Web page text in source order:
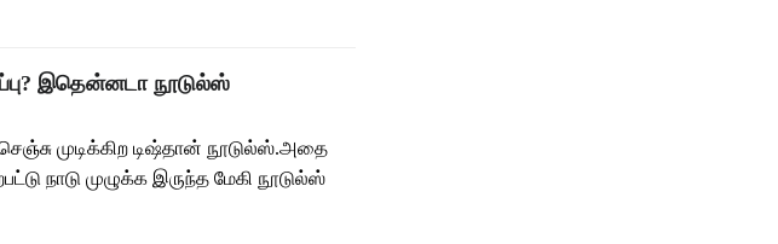
இதென்னடா நூடுல்ஸ்
முடிக்கிற டிஷ்தான் நூடுல்ஸ்.அதை
நாடு முழுக்க இருந்த மேகி நூடுல்ஸ்